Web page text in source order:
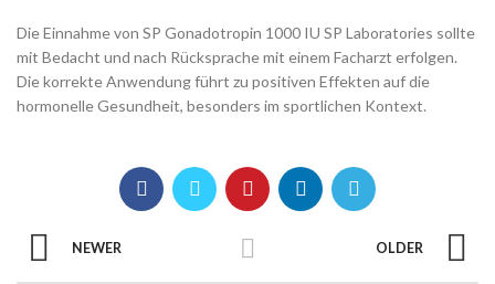
Die Einnahme von SP Gonadotropin 1000 IU SP Laboratories sollte
mit Bedacht und nach Rücksprache mit einem Facharzt erfolgen.
Die korrekte Anwendung führt zu positiven Effekten auf die
hormonelle Gesundheit, besonders im sportlichen Kontext.
NEWER OLDER